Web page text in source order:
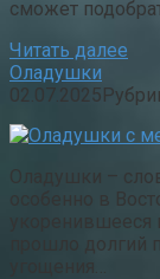
сможет
Читать далее
Оладушки
02.07.2025
Оладушки –
особенно в
прошло долгий
угощения…